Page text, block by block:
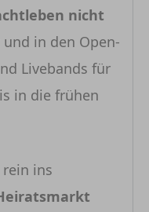
nicht
in den Open-
Livebands für
in die frühen
ins